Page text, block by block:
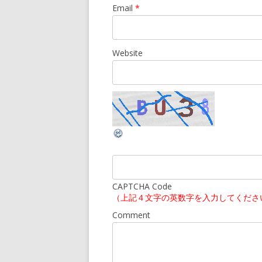
Email *
Website
CAPTCHA Code
（上記４文字の英数字を入力してくだ
Comment